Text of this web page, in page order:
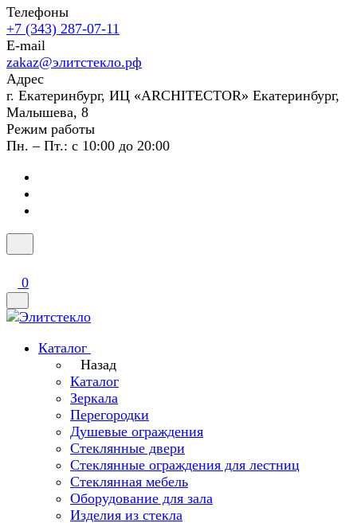
Телефоны
+7 (343) 287-07-11
E-mail
zakaz@элитстекло.рф
Адрес
г. Екатеринбург, ИЦ «ARCHITECTOR» Екатеринбург,
Малышева, 8
Режим работы
Пн. – Пт.: с 10:00 до 20:00
0
Каталог
Назад
Каталог
Зеркала
Перегородки
Душевые ограждения
Стеклянные двери
Стеклянные ограждения для лестниц
Стеклянная мебель
Оборудование для зала
Изделия из стекла